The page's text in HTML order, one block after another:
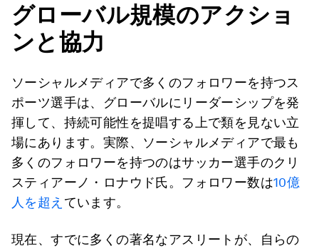
グローバル規模のアクショ
ンと協力
ソーシャルメディアで多くのフォロワーを持つス
ポーツ選手は、グローバルにリーダーシップを発
揮して、持続可能性を提唱する上で類を見ない立
場にあります。実際、ソーシャルメディアで最も
多くのフォロワーを持つのはサッカー選手のクリ
スティアーノ・ロナウド氏。フォロワー数は10億
人を超え ています。
現在、すでに多くの著名なアスリートが、自らの